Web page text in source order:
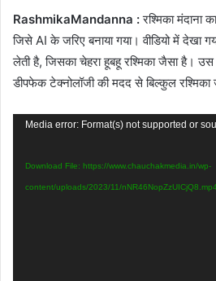
RashmikaMandanna :रश्मिका मंदाना
जिसे AI के जरिए बनाया गया। वीडियो में देखा
लेती है, जिसका चेहरा हूबहू रश्मिका जैसा है।
डीपफेक टेक्नोलॉजी की मदद से बिल्कुल रश्मिका
Video
Media error: Format(s) not supported or
Download File: https://www.chauchakmedia.in/wp-
content/uploads/2023/11/